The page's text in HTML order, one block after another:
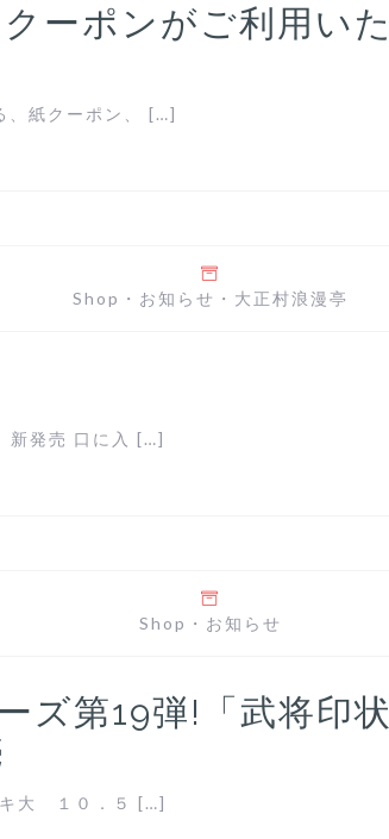
ーポンがご利用いた
、紙クーポン、 […]
Shop ・ お知らせ ・ 大正村浪漫亭
新発売 口に入 […]
Shop ・ お知らせ
ズ第19弾!「武将印状
キ大 １０．５ […]